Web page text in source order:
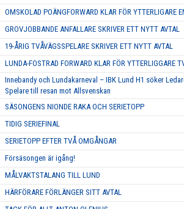
OMSKOLAD POÄNGFORWARD KLAR FÖR YTTERLIGARE
GROVJOBBANDE ANFALLARE SKRIVER ETT NYTT AVTAL
19-ÅRIG TVÅVÄGSSPELARE SKRIVER ETT NYTT AVTAL
LUNDA-FOSTRAD FORWARD KLAR FÖR YTTERLIGGARE
Innebandy och Lundakarneval – IBK Lund H1 söker
Spelare till resan mot Allsvenskan
SÄSONGENS NIONDE RAKA OCH SERIETOPP
TIDIG SERIEFINAL
SERIETOPP EFTER TVÅ OMGÅNGAR
Försäsongen är igång!
MÅLVAKTSTALANG TILL LUND
HÄRFÖRARE FÖRLÄNGER SITT AVTAL